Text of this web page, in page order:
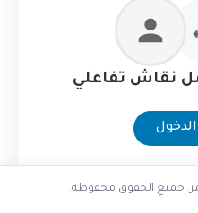
نقاش تفاعلي